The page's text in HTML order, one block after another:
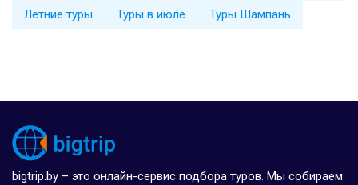
Летние туры
Туры в июле Туры Шампань
bigtrip.by – это онлайн-сервис подбора туров. Мы собираем